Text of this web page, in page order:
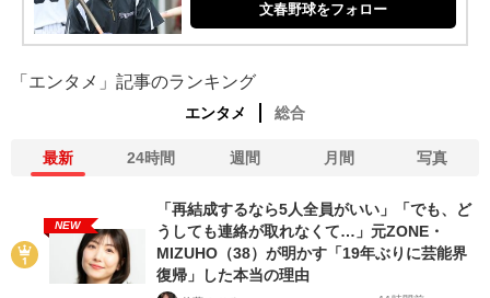
文春野球をフォロー
「エンタメ」記事のランキング
エンタメ 総合
最新 24時間 週間 月間 写真
NEW
「再結成するなら5人全員がいい」「でも、ど
うしても連絡が取れなくて…」元ZONE・
MIZUHO（38）が明かす「19年ぶりに芸能界
復帰」した本当の理由